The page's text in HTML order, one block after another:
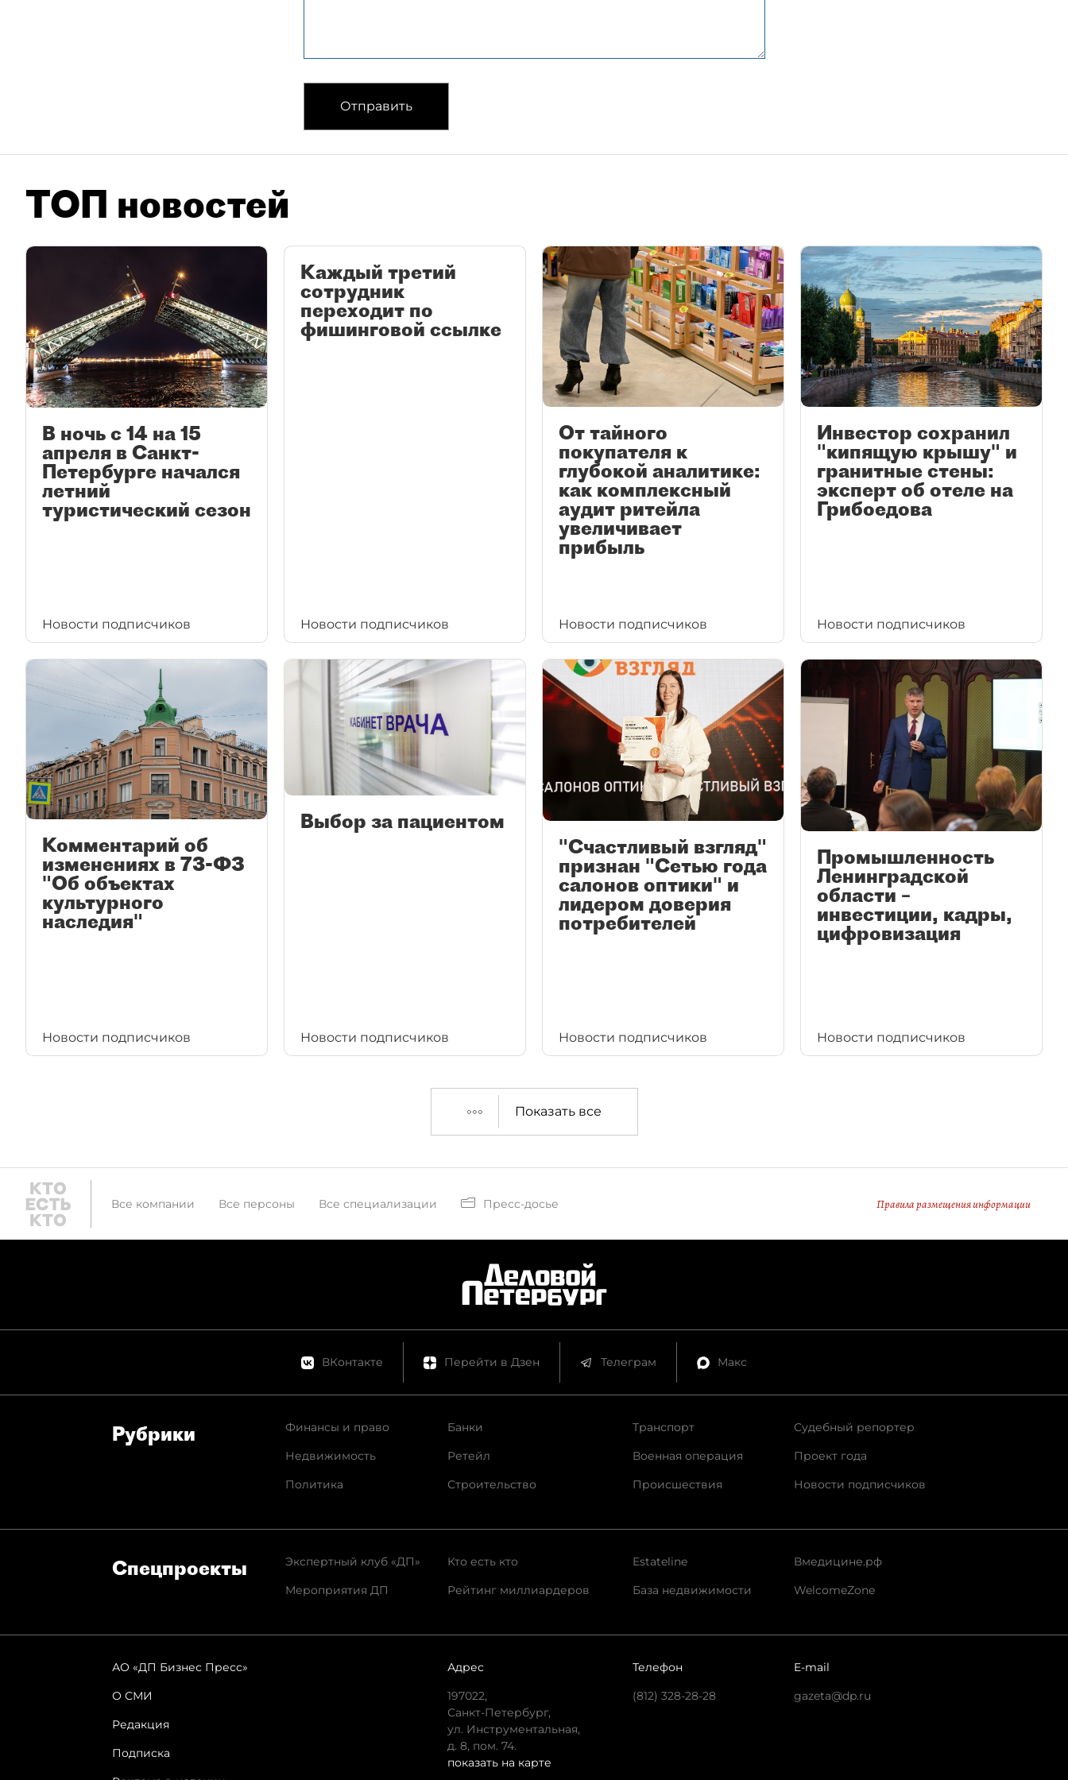
Отправить
ТОП новостей
В ночь с 14 на 15
апреля в Санкт-
Петербурге начался
летний
туристический сезон
Новости подписчиков
Каждый третий
сотрудник
переходит по
фишинговой ссылке
Новости подписчиков
От тайного
покупателя к
глубокой аналитике:
как комплексный
аудит ритейла
увеличивает
прибыль
Новости подписчиков
Инвестор сохранил
"кипящую крышу" и
гранитные стены:
эксперт об отеле на
Грибоедова
Новости подписчиков
Комментарий об
изменениях в 73-ФЗ
"Об объектах
культурного
наследия"
Новости подписчиков
Выбор за пациентом
Новости подписчиков
"Счастливый взгляд"
признан "Сетью года
салонов оптики" и
лидером доверия
потребителей
Новости подписчиков
Промышленность
Ленинградской
области –
инвестиции, кадры,
цифровизация
Новости подписчиков
Показать все
Все компании Все персоны Все специализации Пресс-досье Правила размещения информации
ВКонтакте Перейти в Дзен Телеграм Макс
Рубрики
Финансы и право
Недвижимость
Политика
Банки
Ретейл
Строительство
Транспорт
Военная операция
Происшествия
Судебный репортер
Проект года
Новости подписчиков
Спец­проекты
Экспертный клуб «ДП»
Мероприятия ДП
Кто есть кто
Рейтинг миллиардеров
Estateline
База недвижимости
Вмедицине.рф
WelcomeZone
АО «ДП Бизнес Пресс»
О СМИ
Редакция
Подписка
Адрес
197022,
Санкт-Петербург,
ул. Инструментальная,
д. 8, пом. 74.
показать на карте
Телефон
(812) 328-28-28
E-mail
gazeta@dp.ru